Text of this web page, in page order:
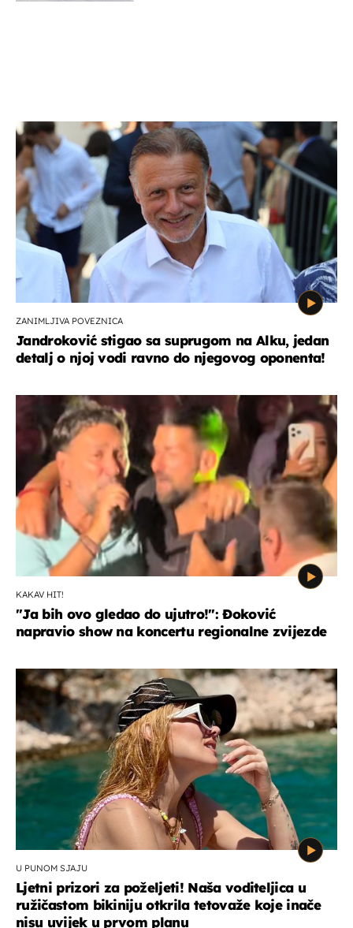
ZANIMLJIVA POVEZNICA
Jandroković stigao sa suprugom na Alku, jedan
detalj o njoj vodi ravno do njegovog oponenta!
KAKAV HIT!
"Ja bih ovo gledao do ujutro!": Đoković
napravio show na koncertu regionalne zvijezde
U PUNOM SJAJU
Ljetni prizori za poželjeti! Naša voditeljica u
ružičastom bikiniju otkrila tetovaže koje inače
nisu uvijek u prvom planu